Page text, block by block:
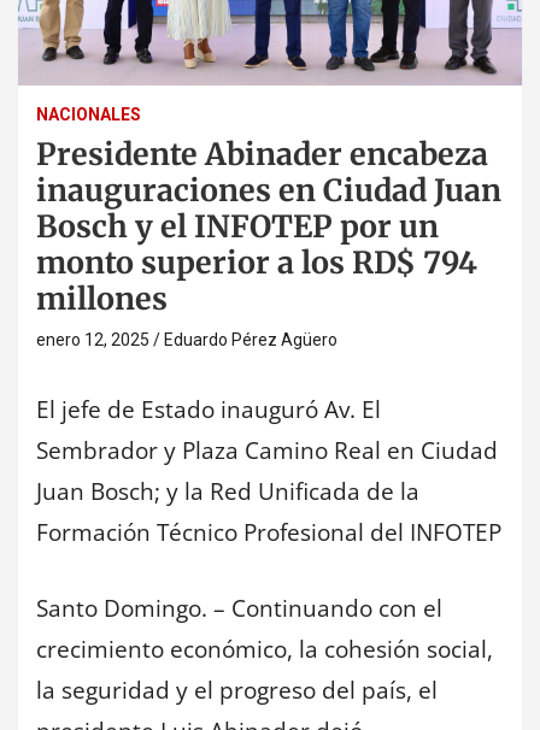
NACIONALES
Presidente Abinader encabeza
inauguraciones en Ciudad Juan
Bosch y el INFOTEP por un
monto superior a los RD$ 794
millones
enero 12, 2025 Eduardo Pérez Agüero
El jefe de Estado inauguró Av. El
Sembrador y Plaza Camino Real en Ciudad
Juan Bosch; y la Red Unificada de la
Formación Técnico Profesional del INFOTEP
Santo Domingo. – Continuando con el
crecimiento económico, la cohesión social,
la seguridad y el progreso del país, el